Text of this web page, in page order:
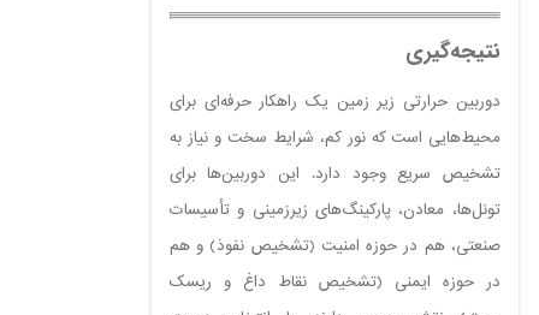
نتیجه‌گیری
دوربین حرارتی زیر زمین یک راهکار حرفه‌ای برای
محیط‌هایی است که نور کم، شرایط سخت و نیاز به
تشخیص سریع وجود دارد. این دوربین‌ها برای
تونل‌ها، معادن، پارکینگ‌های زیرزمینی و تأسیسات
صنعتی، هم در حوزه امنیت (تشخیص نفوذ) و هم
در حوزه ایمنی (تشخیص نقاط داغ و ریسک